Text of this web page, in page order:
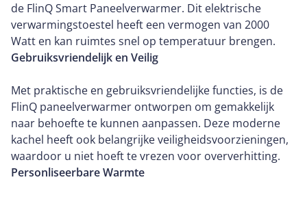
de FlinQ Smart Paneelverwarmer. Dit elektrische
verwarmingstoestel heeft een vermogen van 2000
Watt en kan ruimtes snel op temperatuur brengen.
Gebruiksvriendelijk en Veilig
Met praktische en gebruiksvriendelijke functies, is de
FlinQ paneelverwarmer ontworpen om gemakkelijk
naar behoefte te kunnen aanpassen. Deze moderne
kachel heeft ook belangrijke veiligheidsvoorzieningen,
waardoor u niet hoeft te vrezen voor oververhitting.
Personliseerbare Warmte